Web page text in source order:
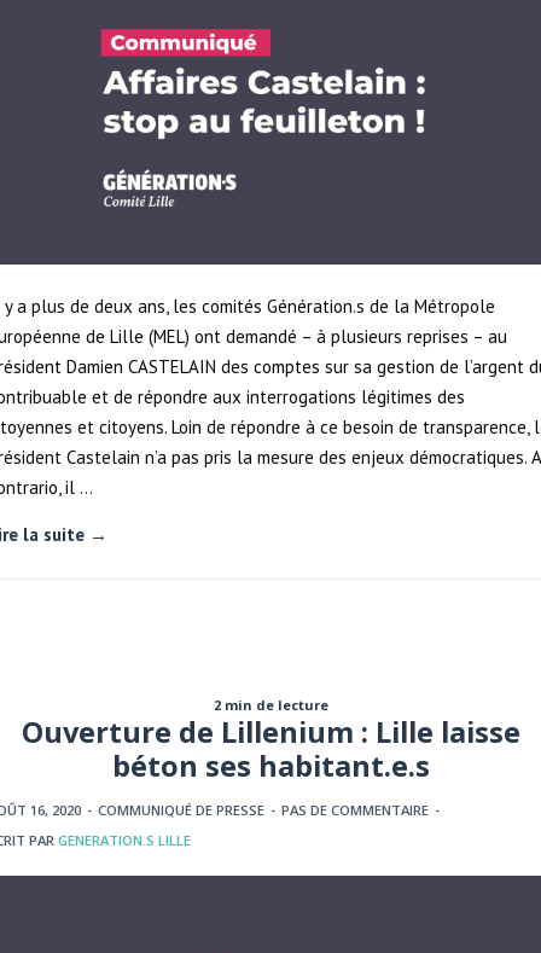
a plus de deux ans, les comités Génération.s de la Métropole
de Lille (MEL) ont demandé – à plusieurs reprises – au
Damien CASTELAIN des comptes sur sa gestion de l’argent
et de répondre aux interrogations légitimes des
et citoyens. Loin de répondre à ce besoin de transparence,
Castelain n’a pas pris la mesure des enjeux démocratiques. A
il …
la suite →
2 min de lecture
Ouverture de Lillenium : Lille laisse
béton ses habitant.e.s
16, 2020 - COMMUNIQUÉ DE PRESSE - PAS DE COMMENTAIRE -
PARGENERATION.S LILLE